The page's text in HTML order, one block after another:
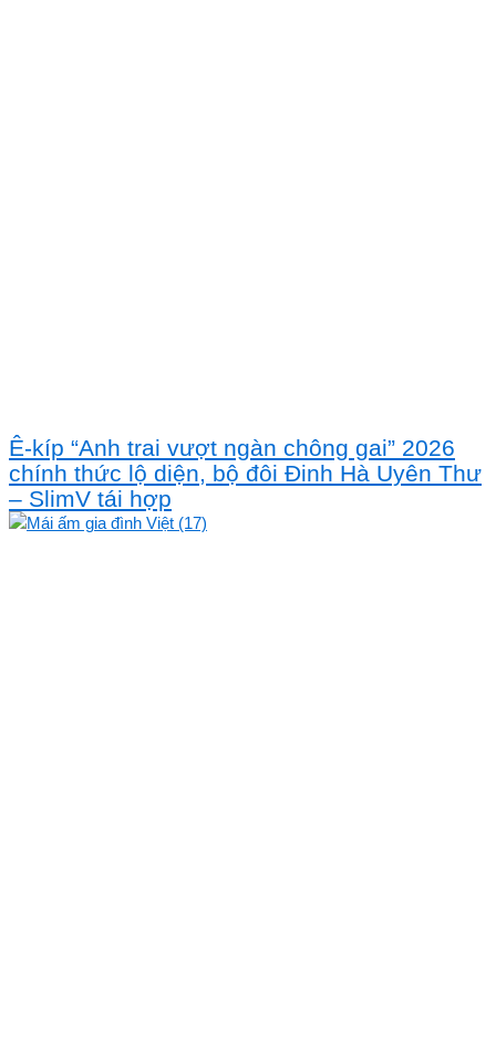
Ê-kíp “Anh trai vượt ngàn chông gai” 2026
chính thức lộ diện, bộ đôi Đinh Hà Uyên Thư
– SlimV tái hợp